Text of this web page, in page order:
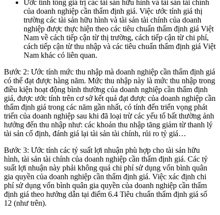
Ước tính tổng giá trị các tài sản hữu hình và tài sản tài chính
của doanh nghiệp cần thẩm định giá. Việc ước tính giá thị
trường các tài sản hữu hình và tài sản tài chính của doanh
nghiệp được thực hiện theo các tiêu chuẩn thẩm định giá Việt
Nam về cách tiếp cận từ thị trường, cách tiếp cận từ chi phí,
cách tiếp cận từ thu nhập và các tiêu chuẩn thẩm định giá Việt
Nam khác có liên quan.
Bước 2: Ước tính mức thu nhập mà doanh nghiệp cần thẩm định giá
có thể đạt được hàng năm. Mức thu nhập này là mức thu nhập trong
điều kiện hoạt động bình thường của doanh nghiệp cần thẩm định
giá, được ước tính trên cơ sở kết quả đạt được của doanh nghiệp cần
thẩm định giá trong các năm gần nhất, có tính đến triển vọng phát
triển của doanh nghiệp sau khi đã loại trừ các yếu tố bất thường ảnh
hưởng đến thu nhập như: các khoản thu nhập tăng giảm từ thanh lý
tài sản cố định, đánh giá lại tài sản tài chính, rủi ro tỷ giá…
Bước 3: Ước tính các tỷ suất lợi nhuận phù hợp cho tài sản hữu
hình, tài sản tài chính của doanh nghiệp cần thẩm định giá. Các tỷ
suất lợi nhuận này phải không quá chi phí sử dụng vốn bình quân
gia quyền của doanh nghiệp cần thẩm định giá. Việc xác định chi
phí sử dụng vốn bình quân gia quyền của doanh nghiệp cần thẩm
định giá theo hướng dẫn tại điểm 6.4 Tiêu chuẩn thẩm định giá số
12 (như trên).